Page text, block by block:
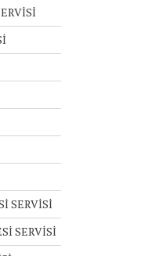
SERVİSİ
SERVİSİ